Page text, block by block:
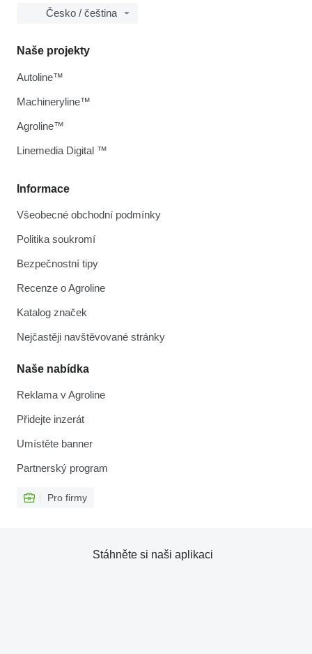
Česko / čeština
Informace
Všeobecné obchodní podmínky
Politika soukromí
Bezpečnostní tipy
Recenze o Agroline
Katalog značek
Nejčastěji navštěvované stránky
Naše nabídka
Reklama v Agroline
Přidejte inzerát
Umístěte banner
Partnerský program
Pro firmy
Naše projekty
Autoline™
Machineryline™
Agroline™
Linemedia Digital ™
Stáhněte si naši aplikaci